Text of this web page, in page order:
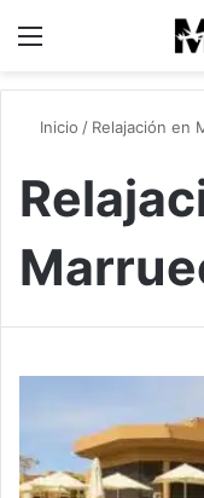
Inicio / Relajación en